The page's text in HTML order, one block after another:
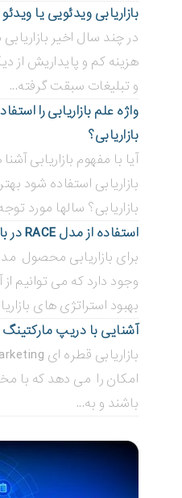
بازاریابی ویدئویی ‌یا
در چند سال اخیر
هزینه کم و پایداریش از
و تبلیغات سبقت گرفته...
واژه علم بازاریابی را
بازاریابی؟
آیا با مفهوم بازاریابی
بازاریابی استفاده شود
بازاریابی؟ سالها مورد
استفاده از مدل RACE در بازاریابی دیجیتال
برای بازاریابی محصول
وجود دارد که می توانیم
بهبود استراتژی های
آشنایی با دریپ مارکتینگ
امکان را می دهد که با
باشند و به...